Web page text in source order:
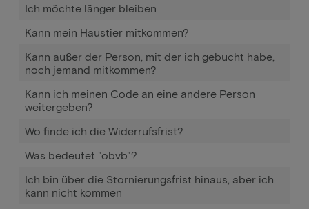
Ich möchte länger bleiben
Kann mein Haustier mitkommen?
Kann außer der Person, mit der ich gebucht habe,
noch jemand mitkommen?
Kann ich meinen Code an eine andere Person
weitergeben?
Wo finde ich die Widerrufsfrist?
Was bedeutet "obvb"?
Ich bin über die Stornierungsfrist hinaus, aber ich
kann nicht kommen